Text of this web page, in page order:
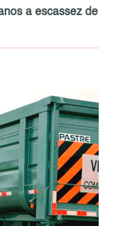
a escassez de